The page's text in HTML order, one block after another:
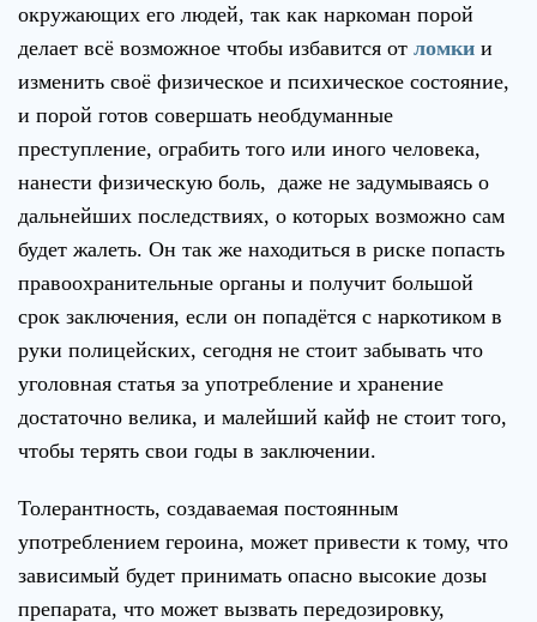
окружающих его людей, так как наркоман порой
делает всё возможное чтобы избавится от ломки и
изменить своё физическое и психическое состояние,
и порой готов совершать необдуманные
преступление, ограбить того или иного человека,
нанести физическую боль, даже не задумываясь о
дальнейших последствиях, о которых возможно сам
будет жалеть. Он так же находиться в риске попасть
правоохранительные органы и получит большой
срок заключения, если он попадётся с наркотиком в
руки полицейских, сегодня не стоит забывать что
уголовная статья за употребление и хранение
достаточно велика, и малейший кайф не стоит того,
чтобы терять свои годы в заключении.
Толерантность, создаваемая постоянным
употреблением героина, может привести к тому, что
зависимый будет принимать опасно высокие дозы
препарата, что может вызвать передозировку,